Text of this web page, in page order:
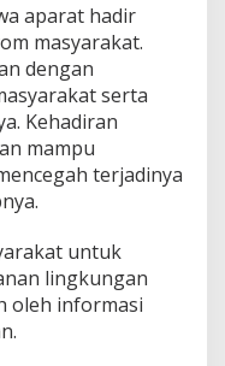
aparat hadir
masyarakat.
dengan
serta
Kehadiran
mampu
terjadinya
untuk
lingkungan
oleh informasi